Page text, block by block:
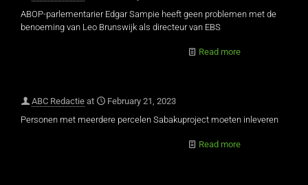
ABOP-parlementarier Edgar Sampie heeft geen problemen met de
benoeming van Leo Brunswijk als directeur van EBS
Read more
ABC Redactie at
February 21, 2023
Personen met meerdere percelen Sabakuproject moeten inleveren
Read more